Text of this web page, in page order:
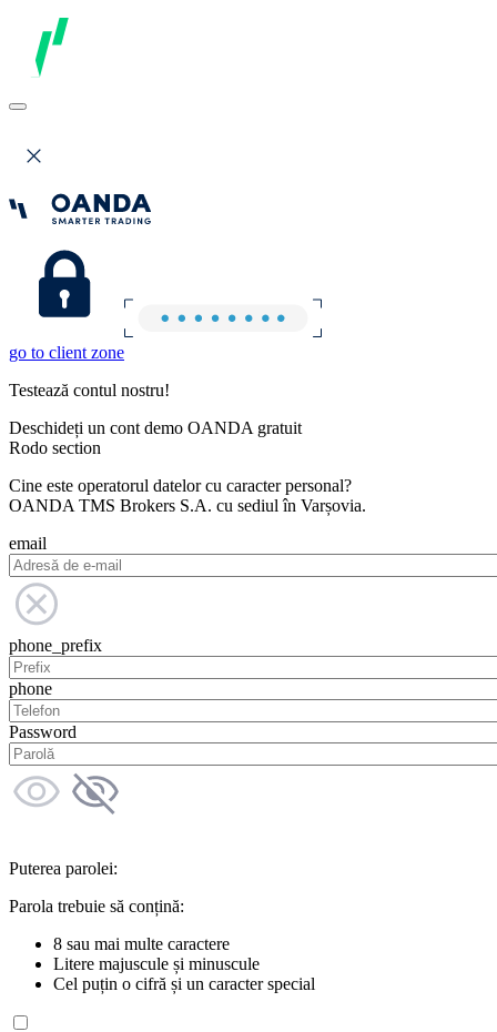
go to client zone
Testează contul nostru!
Deschideți un cont demo OANDA gratuit
Rodo section
Cine este operatorul datelor cu caracter personal?
OANDA TMS Brokers S.A. cu sediul în Varșovia.
email
phone_prefix
phone
Password
Puterea parolei:
Parola trebuie să conțină:
8 sau mai multe caractere
Litere majuscule și minuscule
Cel puțin o cifră și un caracter special